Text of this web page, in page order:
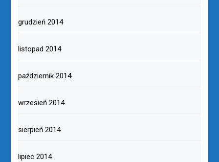
grudzień 2014
listopad 2014
październik 2014
wrzesień 2014
sierpień 2014
lipiec 2014